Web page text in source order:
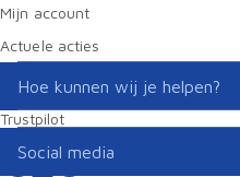
Mijn account
Actuele acties
Hoe kunnen wij je helpen?
Trustpilot
Social media